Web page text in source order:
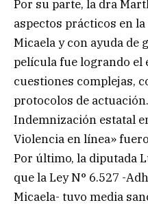
Por su parte, la dra
aspectos prácticos en
Micaela y con ayuda de
película fue logrando el
cuestiones complejas,
protocolos de
Indemnización estatal
Violencia en línea»
Por último, la diputada
que la Ley N° 6.527 -
Micaela- tuvo media